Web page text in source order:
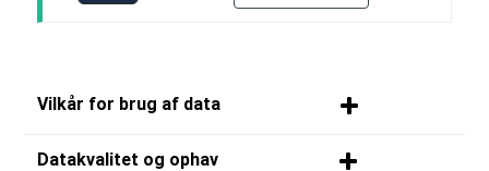
Vilkår for brug af data
Datakvalitet og ophav